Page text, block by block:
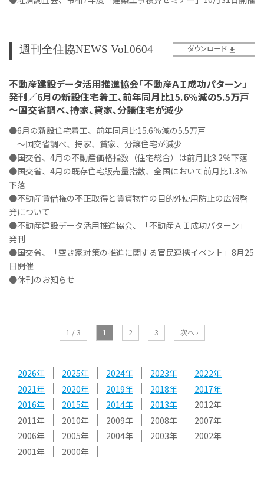
週刊全住協NEWS Vol.0604 ダウンロード
不動産建設データ活用推進協会「不動産ＡＩ成功パターン」
発刊／6月の新設住宅着工、前年同月比15.6％減の5.5万戸
～国交省調べ、持家、貸家、分譲住宅が減少
●6月の新設住宅着工、前年同月比15.6％減の5.5万戸
～国交省調べ、持家、貸家、分譲住宅が減少
●国交省、4月の不動産価格指数（住宅総合）は前月比3.2％下落
●国交省、4月の既存住宅販売量指数、全国において前月比1.3％
下落
●不動産賃借権の不正取得と賃貸物件の目的外使用防止の広報啓
発について
●不動産建設データ活用推進協会、「不動産ＡＩ成功パターン」
発刊
●国交省、「空き家対策の推進に関する官民連携イベント」8月25
日開催
●休刊のお知らせ
1 / 3 1 2 3 次へ ›
2026 2025 2024 2023
2022
2021
2020 2019 2018
2017
2016
2015 2014 2013
2012
2011
2010 2009 2008
2007
2006
2005 2004 2003
2002
2001
2000